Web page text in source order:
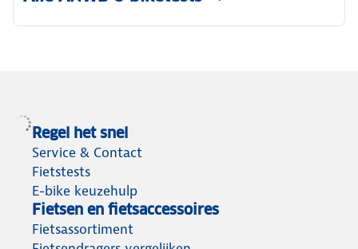
Regel het snel
Service & Contact
Fietstests
E-bike keuzehulp
Fietsen en fietsaccessoires
Fietsassortiment